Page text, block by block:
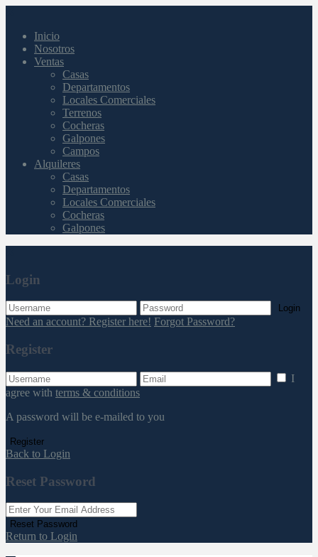
Inicio
Nosotros
Ventas
Casas
Departamentos
Locales Comerciales
Terrenos
Cocheras
Galpones
Campos
Alquileres
Casas
Departamentos
Locales Comerciales
Cocheras
Galpones
Login
Login
Need an account? Register here! Forgot Password?
Register
I
agree with terms & conditions
A password will be e-mailed to you
Register
Back to Login
Reset Password
Reset Password
Return to Login